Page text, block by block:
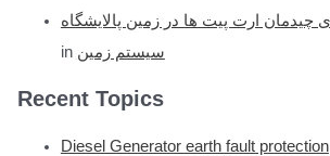
in سیستم زمین
Recent Topics
Diesel Generator earth fault protection